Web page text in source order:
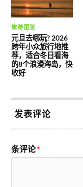
旅游图鉴
元旦去哪玩? 2026
跨年小众旅行地推
荐，适合冬日看海
的8个浪漫海岛，快
收好
发表评论
条评论*